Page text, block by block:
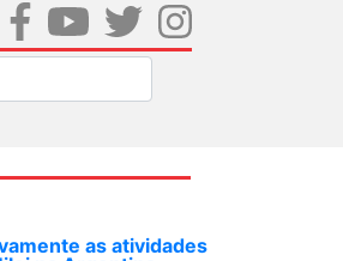
ANDES-SN convoca docentes